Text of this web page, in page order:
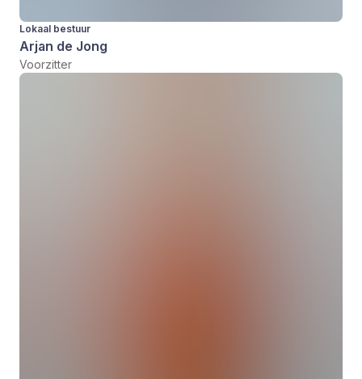
Lokaal bestuur
Arjan de Jong
Voorzitter